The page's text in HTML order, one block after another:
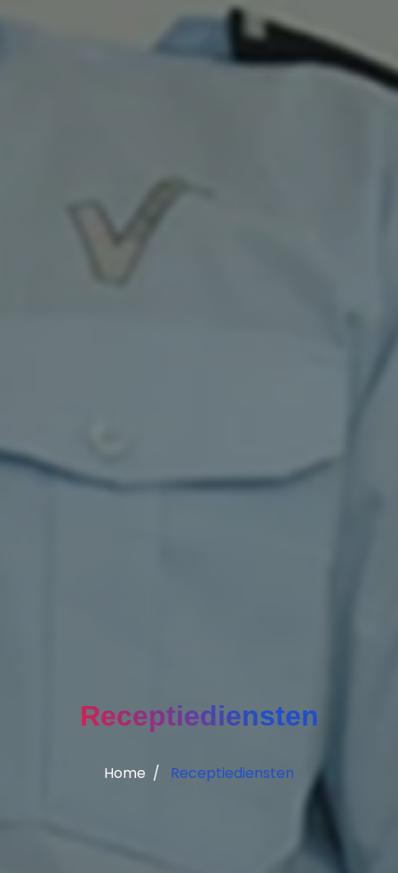
Receptiediensten
Home Receptiediensten